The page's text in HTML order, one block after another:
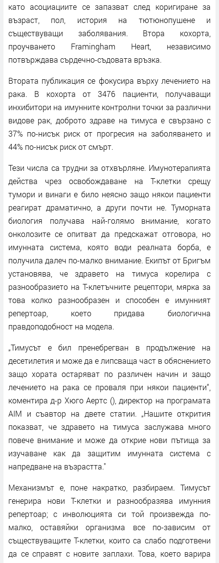
като асоциациите се запазват след коригиране за
възраст, пол, история на тютюнопушене и
съществуващи заболявания. Втора кохорта,
проучването Framingham Heart, независимо
потвърждава сърдечно-съдовата връзка.
Втората публикация се фокусира върху лечението на
рака. В кохорта от 3476 пациенти, получаващи
инхибитори на имунните контролни точки за различни
видове рак, доброто здраве на тимуса е свързано с
37% по-нисък риск от прогресия на заболяването и
44% по-нисък риск от смърт.
Тези числа са трудни за отхвърляне. Имунотерапията
действа чрез освобождаване на Т-клетки срещу
тумори и винаги е било неясно защо някои пациенти
реагират драматично, а други почти не. Туморната
биология получава най-голямо внимание, когато
онколозите се опитват да предскажат отговора, но
имунната система, която води реалната борба, е
получила далеч по-малко внимание. Екипът от Бригъм
установява, че здравето на тимуса корелира с
разнообразието на Т-клетъчните рецептори, мярка за
това колко разнообразен и способен е имунният
репертоар, което придава биологична
правдоподобност на модела.
„Тимусът е бил пренебрегван в продължение на
десетилетия и може да е липсваща част в обяснението
защо хората остаряват по различен начин и защо
лечението на рака се проваля при някои пациенти“,
коментира д-р Хюго Аертс (), директор на програмата
AIM и съавтор на двете статии. „Нашите открития
показват, че здравето на тимуса заслужава много
повече внимание и може да открие нови пътища за
изучаване как да защитим имунната система с
напредване на възрастта."
Механизмът е, поне накратко, разбираем. Тимусът
генерира нови Т-клетки и разнообразява имунния
репертоар; с инволюцията си той произвежда по-
малко, оставяйки организма все по-зависим от
съществуващите Т-клетки, които са слабо подготвени
да се справят с новите заплахи. Това, което варира